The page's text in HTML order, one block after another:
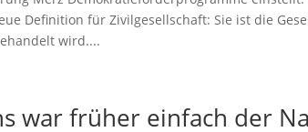
Definition für Zivilgesellschaft: Sie ist die
wird....
war früher einfach der